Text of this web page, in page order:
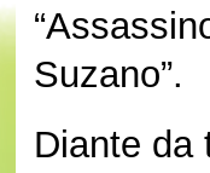
Suzano”.
Diante da